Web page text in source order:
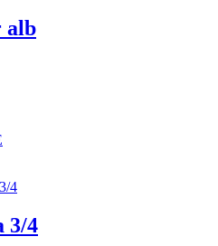
alb
3/4